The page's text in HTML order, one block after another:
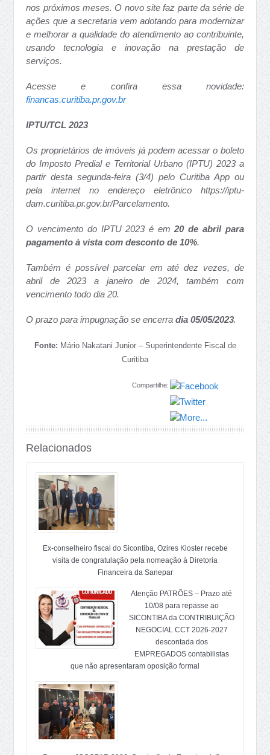
nos próximos meses. O novo site faz parte da série de
ações que a secretaria vem adotando para modernizar
e melhorar a qualidade do atendimento ao contribuinte,
usando tecnologia e inovação na prestação de
serviços.
Acesse e confira essa novidade:
financas.curitiba.pr.gov.br
IPTU/TCL 2023
Os proprietários de imóveis já podem acessar o boleto
do Imposto Predial e Territorial Urbano (IPTU) 2023 a
partir desta segunda-feira (3/4) pelo Curitiba App ou
pela internet no endereço eletrônico https://iptu-
dam.curitiba.pr.gov.br/Parcelamento.
O vencimento do IPTU 2023 é em20 de abril para
pagamento à vista com desconto de 10%.
Também é possível parcelar em até dez vezes, de
abril de 2023 a janeiro de 2024, também com
vencimento todo dia 20.
O prazo para impugnação se encerradia 05/05/2023.
Fonte: Mário Nakatani Junior – Superintendente Fiscal de
Curitiba
Compartilhe:
Relacionados
Ex-conselheiro fiscal do Sicontiba, Ozires Kloster recebe
visita de congratulação pela nomeação à Diretoria
Financeira da Sanepar
Atenção PATRÕES – Prazo até
10/08 para repasse ao
SICONTIBA da CONTRIBUIÇÃO
NEGOCIAL CCT 2026-2027
descontada dos
EMPREGADOS contabilistas
que não apresentaram oposição formal